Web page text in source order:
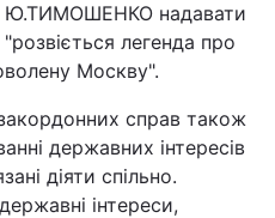
Ю.ТИМОШЕНКО надавати
легенда про
Москву".
справ також
державних інтересів
діяти спільно.
інтереси,